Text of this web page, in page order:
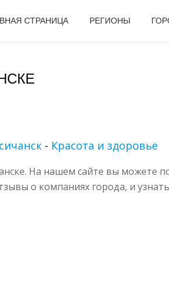
СТРАНИЦА РЕГИОНЫ
- Красота и здоровье
На нашем сайте вы можете
о компаниях города, и